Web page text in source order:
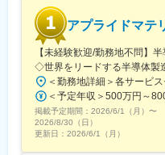
■会社の魅力：
グループの枠に縛られな
が長期就業する会社。何
す。
変更の範囲：会社の定め
アプライドマテ
【未経験歓迎/勤務地不問】
◇世界をリードする半導体製
掲載予定期間： 2026/6/1（月） 〜
2026/8/30（日）
更新日： 2026/6/1（月）